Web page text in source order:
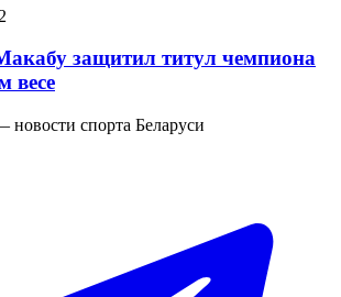
защитил титул чемпиона
весе
спорта Беларуси